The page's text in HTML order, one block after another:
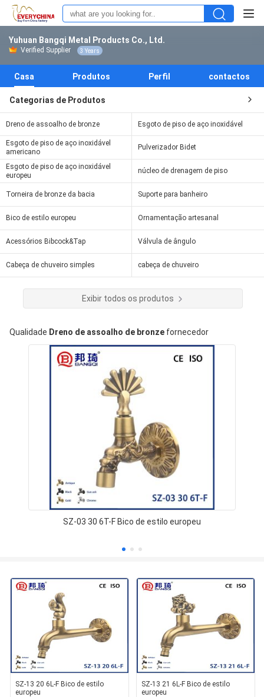
Yuhuan Bangqi Metal Products Co., Ltd.
Verified Supplier 3 Years
Casa Produtos Perfil contactos
Categorias de Produtos
Dreno de assoalho de bronze Esgoto de piso de aço inoxidável
Esgoto de piso de aço inoxidável
americano
Pulverizador Bidet
Esgoto de piso de aço inoxidável
europeu
núcleo de drenagem de piso
Torneira de bronze da bacia Suporte para banheiro
Bico de estilo europeu Ornamentação artesanal
Acessórios Bibcock&Tap Válvula de ângulo
Cabeça de chuveiro simples cabeça de chuveiro
Exibir todos os produtos
Qualidade Dreno de assoalho de bronze fornecedor
SZ-03 30 6T-F Bico de estilo europeu
SZ-13 20 6L-F Bico de estilo
europeu
SZ-13 21 6L-F Bico de estilo
europeu